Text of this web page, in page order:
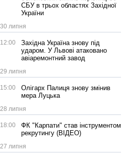
СБУ в трьох областях Західної
України
30 липня
12:00
Західна Україна знову під
ударом. У Львові атаковано
авіаремонтний завод
29 липня
15:00
Олігарх Палиця знову змінив
мера Луцька
28 липня
18:00
ФК "Карпати" став інструментом
рекрутингу (ВІДЕО)
27 липня